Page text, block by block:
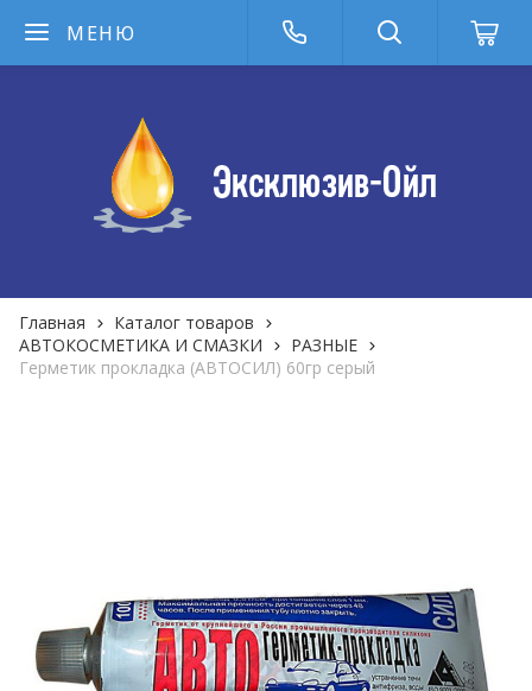
МЕНЮ
Главная
Каталог товаров
АВТОКОСМЕТИКА И СМАЗКИ
РАЗНЫЕ
Герметик прокладка (АВТОСИЛ) 60гр серый